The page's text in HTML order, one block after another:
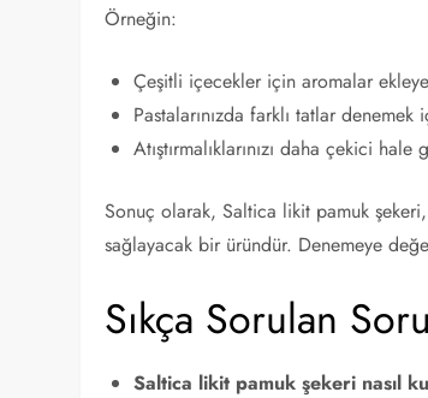
Örneğin:
Çeşitli içecekler için aromalar
Pastalarınızda farklı tatlar
Atıştırmalıklarınızı daha çekici
Sonuç olarak, Saltica likit pamuk şekeri,
sağlayacak bir üründür. Denemeye
Sıkça Sorulan
Saltica likit pamuk şekeri nasıl